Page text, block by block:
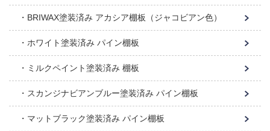
BRIWAX塗装済み アカシア棚板（ジャコビアン色）
ホワイト塗装済み パイン棚板
ミルクペイント塗装済み 棚板
スカンジナビアンブルー塗装済み パイン棚板
マットブラック塗装済み パイン棚板